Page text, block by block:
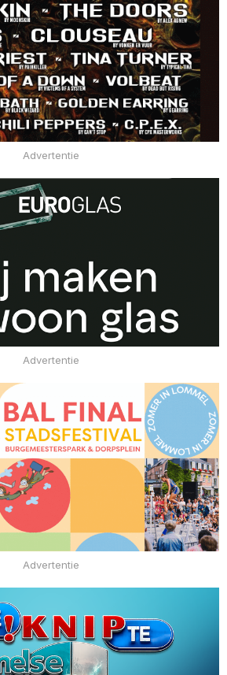
Advertentie
Advertentie
Advertentie